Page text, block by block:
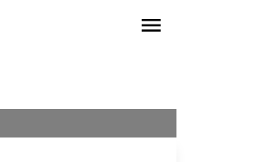
menu